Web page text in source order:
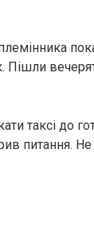
Пішли
таксі до
питання.